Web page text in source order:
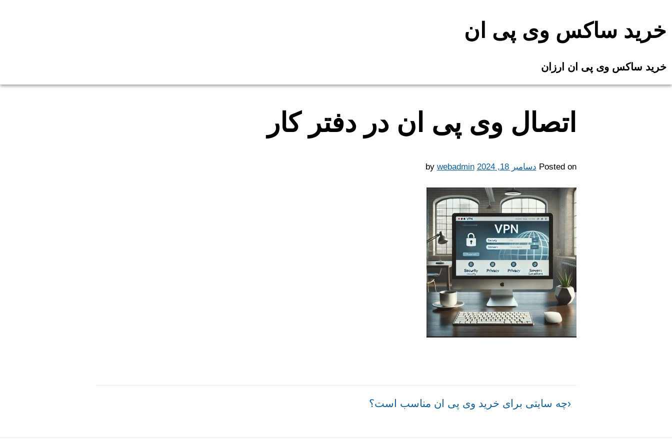
content
خرید ساکس وی پی ان
خرید ساکس وی پی ان ارزان
اتصال وی پی ان در دفتر کار
Posted on دسامبر 18, 2024 by webadmin
راهبری
نوشته
چه سایتی برای خرید وی پی ان مناسب است؟